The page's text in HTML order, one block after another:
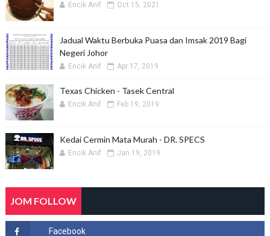
Encik Anif Oct 15, 2021
Jadual Waktu Berbuka Puasa dan Imsak 2019 Bagi
Negeri Johor
Encik Anif Apr 17, 2019
Texas Chicken - Tasek Central
Encik Anif Feb 19, 2019
Kedai Cermin Mata Murah - DR. SPECS
Encik Anif Jan 19, 2019
JOM FOLLOW